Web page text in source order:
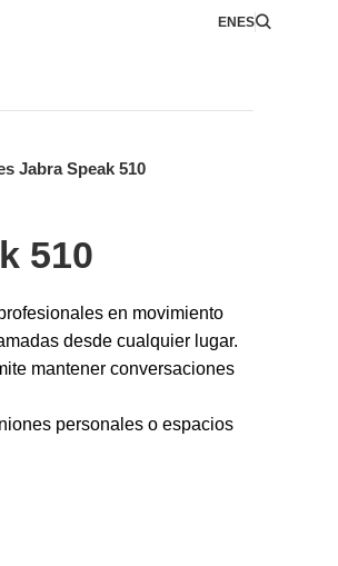
EN ES
Jabra Speak 510
510
en movimiento
desde cualquier lugar.
mantener conversaciones
personales o espacios